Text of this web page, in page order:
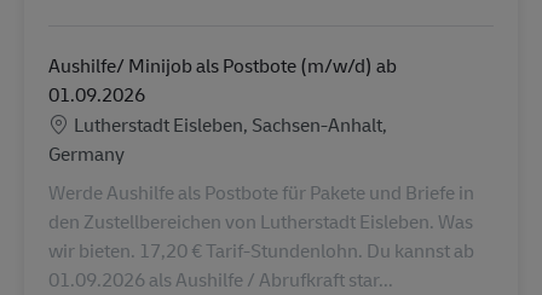
Aushilfe/ Minijob als Postbote (m/w/d) ab
01.09.2026
Location
Lutherstadt Eisleben, Sachsen-Anhalt,
Germany
Werde Aushilfe als Postbote für Pakete und Briefe in
den Zustellbereichen von Lutherstadt Eisleben. Was
wir bieten. 17,20 € Tarif-Stundenlohn. Du kannst ab
01.09.2026 als Aushilfe / Abrufkraft star...